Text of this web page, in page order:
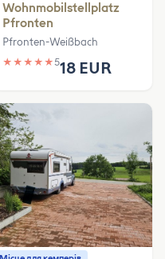
Wohnmobilstellplatz
Pfronten
Pfronten-Weißbach
★ ★ ★ ★ ★518 EUR